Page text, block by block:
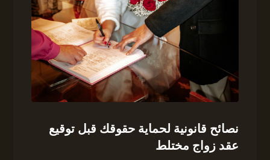
نصائح قانونية لحماية حقوقك قبل توقيع
عقد زواج مختلط